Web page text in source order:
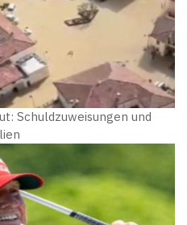
Schuldzuweisungen und